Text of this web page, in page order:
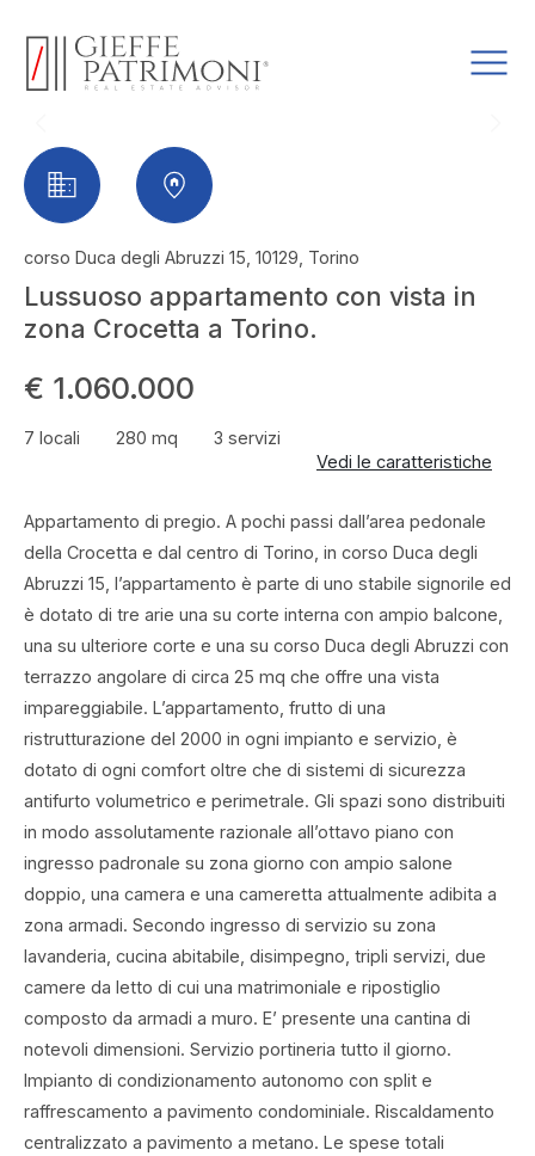
corso Duca degli Abruzzi 15, 10129, Torino
Lussuoso appartamento con vista in
zona Crocetta a Torino.
€ 1.060.000
7 locali 280 mq
3 servizi
Vedi le caratteristiche
Appartamento di pregio. A pochi passi dall’area pedonale
della Crocetta e dal centro di Torino, in corso Duca degli
Abruzzi 15, l’appartamento è parte di uno stabile signorile ed
è dotato di tre arie una su corte interna con ampio balcone,
una su ulteriore corte e una su corso Duca degli Abruzzi con
terrazzo angolare di circa 25 mq che offre una vista
impareggiabile. L’appartamento, frutto di una
ristrutturazione del 2000 in ogni impianto e servizio, è
dotato di ogni comfort oltre che di sistemi di sicurezza
antifurto volumetrico e perimetrale. Gli spazi sono distribuiti
in modo assolutamente razionale all’ottavo piano con
ingresso padronale su zona giorno con ampio salone
doppio, una camera e una cameretta attualmente adibita a
zona armadi. Secondo ingresso di servizio su zona
lavanderia, cucina abitabile, disimpegno, tripli servizi, due
camere da letto di cui una matrimoniale e ripostiglio
composto da armadi a muro. E’ presente una cantina di
notevoli dimensioni. Servizio portineria tutto il giorno.
Impianto di condizionamento autonomo con split e
raffrescamento a pavimento condominiale. Riscaldamento
centralizzato a pavimento a metano. Le spese totali